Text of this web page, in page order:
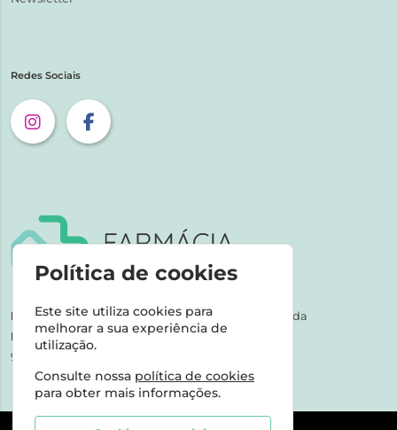
Redes Sociais
NIPC:507 590 490 | Farmácias Tarige Unipessoal Lda
Horário de Atendimento:
9-17h dias úteis
Política de cookies
Este site utiliza cookies para
melhorar a sua experiência de
utilização.
Consulte nossa política de cookies
para obter mais informações.